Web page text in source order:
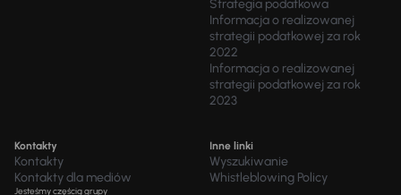
Strategia podatkowa
Informacja o realizowanej
strategii podatkowej za rok
2022
Informacja o realizowanej
strategii podatkowej za rok
2023
Kontakty
Kontakty
Kontakty dla mediów
Inne linki
Wyszukiwanie
Whistleblowing Policy
Jesteśmy częścią grupy